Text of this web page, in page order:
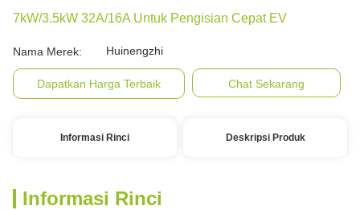
7kW/3.5kW 32A/16A Untuk Pengisian Cepat EV
Nama Merek: Huinengzhi
Dapatkan Harga Terbaik Chat Sekarang
Informasi Rinci Deskripsi Produk
Informasi Rinci